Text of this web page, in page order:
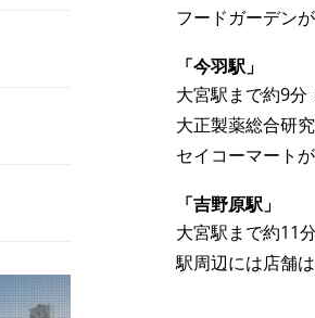
フードガーデン
「今羽駅」
大宮駅まで約9分
大正製薬総合研
セイコーマート
「吉野原駅」
大宮駅まで約11
駅周辺には店舗